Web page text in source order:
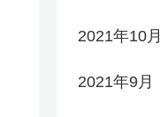
2021年10月
2021年9月